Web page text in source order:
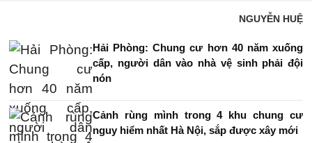
NGUYỄN HUỆ
Hải Phòng: Chung cư hơn 40 năm xuống
cấp, người dân vào nhà vệ sinh phải đội
nón
Cảnh rùng mình trong 4 khu chung cư
nguy hiểm nhất Hà Nội, sắp được xây mới